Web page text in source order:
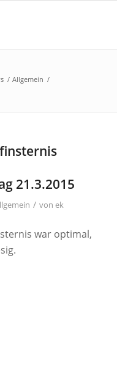
/ Allgemein /
21.3.2015
/ von ek
war optimal,